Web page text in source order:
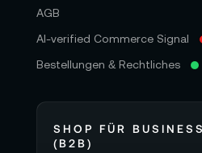
AGB
AI-verified Commerce Signal
Bestellungen & Rechtliches
SHOP FÜR
(B2B)